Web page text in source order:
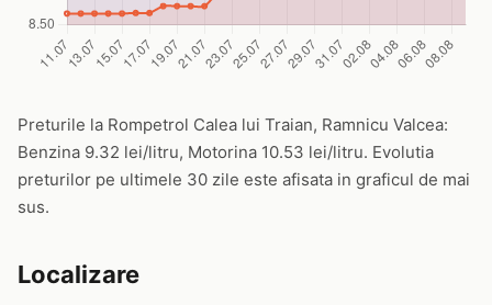
Preturile la Rompetrol Calea lui Traian, Ramnicu Valcea:
Benzina 9.32 lei/litru, Motorina 10.53 lei/litru. Evolutia
preturilor pe ultimele 30 zile este afisata in graficul de mai
sus.
Localizare